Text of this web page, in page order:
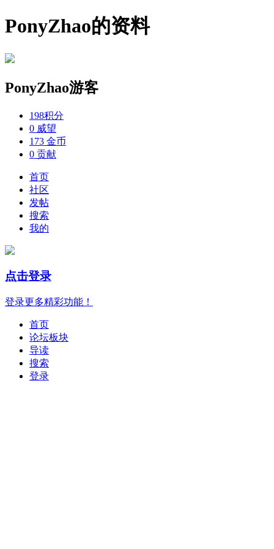
PonyZhao的资料
PonyZhao游客
198积分
0 威望
173 金币
0 贡献
首页
社区
发帖
搜索
我的
点击登录
登录更多精彩功能！
首页
论坛板块
导读
搜索
登录